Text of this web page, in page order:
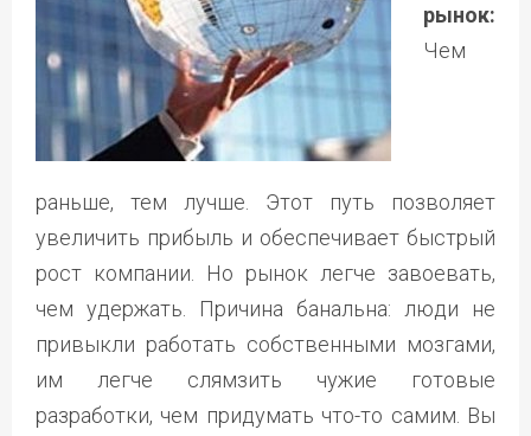
рынок:
Чем
раньше, тем лучше. Этот путь позволяет
увеличить прибыль и обеспечивает быстрый
рост компании. Но рынок легче завоевать,
чем удержать. Причина банальна: люди не
привыкли работать собственными мозгами,
им легче слямзить чужие готовые
разработки, чем придумать что-то самим. Вы